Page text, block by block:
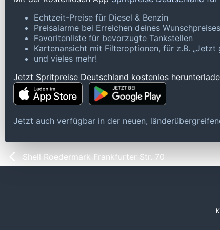
Echtzeit-Preise für Diesel & Benzin
Preisalarme bei Erreichen deines Wunschpreises
Favoritenliste für bevorzugte Tankstellen
Kartenansicht mit Filteroptionen, für z.B. „Jetzt
und vieles mehr!
Jetzt Spritpreise Deutschland kostenlos
Jetzt auch verfügbar in der neuen,
Shell Roedermark Frankfurter Str. 70